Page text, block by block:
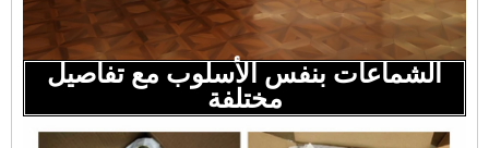
الشماعات بنفس الأسلوب مع تفاصيل
مختلفة